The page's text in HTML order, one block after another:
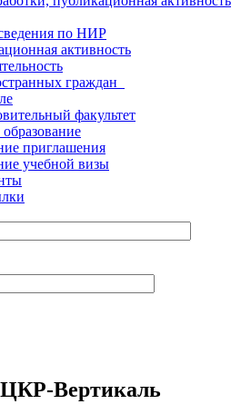
по НИР
активность
граждан
факультет
приглашения
учебной визы
Вертикаль